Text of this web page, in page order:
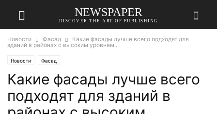
NEWSPAPER
DISCOVER THE ART OF PUBLISHING
Новости Фасад
Какие фасады лучше всего подходят для
зданий в районах с высоким уровнем...
Новости Фасад
Какие фасады лучше всего
подходят для зданий в